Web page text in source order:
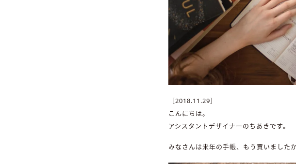
［2018.11.29］
こんにちは。
アシスタントデザイナーのちあきです。
みなさんは来年の手帳、もう買いました